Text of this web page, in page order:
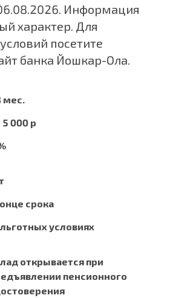
Информация
характер. Для
посетите
банка Йошкар-Ола.
мес.
5 000 р
срока
условиях
открывается при
пенсионного